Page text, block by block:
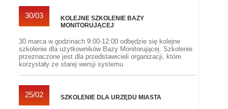
30/03
KOLEJNE SZKOLENIE BAZY
MONITORUJĄCEJ
30 marca w godzinach 9:00-12:00 odbędzie się kolejne
szkolenie dla użytkowników Bazy Monitorującej. Szkolenie
przeznaczone jest dla przedstawicieli organizacji, które
korzystały ze starej wersji systemu
25/02 SZKOLENIE DLA URZĘDU MIASTA